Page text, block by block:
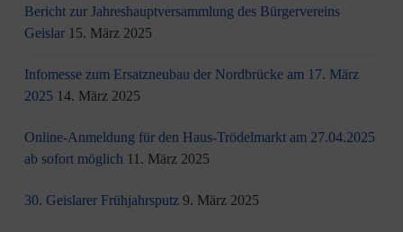
Bericht zur Jahreshauptversammlung des Bürgervereins
Geislar 15. März 2025
Infomesse zum Ersatzneubau der Nordbrücke am 17. März
2025 14. März 2025
Online-Anmeldung für den Haus-Trödelmarkt am 27.04.2025
ab sofort möglich 11. März 2025
30. Geislarer Frühjahrsputz 9. März 2025